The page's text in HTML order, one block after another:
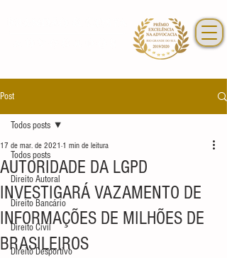
Post
Todos posts
Direito Autoral
Direito Bancário
Direito Civil
Direito Desportivo
Todos posts
AUTORIDADE DA LGPD
INVESTIGARÁ VAZAMENTO DE
INFORMAÇÕES DE MILHÕES DE
BRASILEIROS
17 de mar. de 2021 1 min de leitura